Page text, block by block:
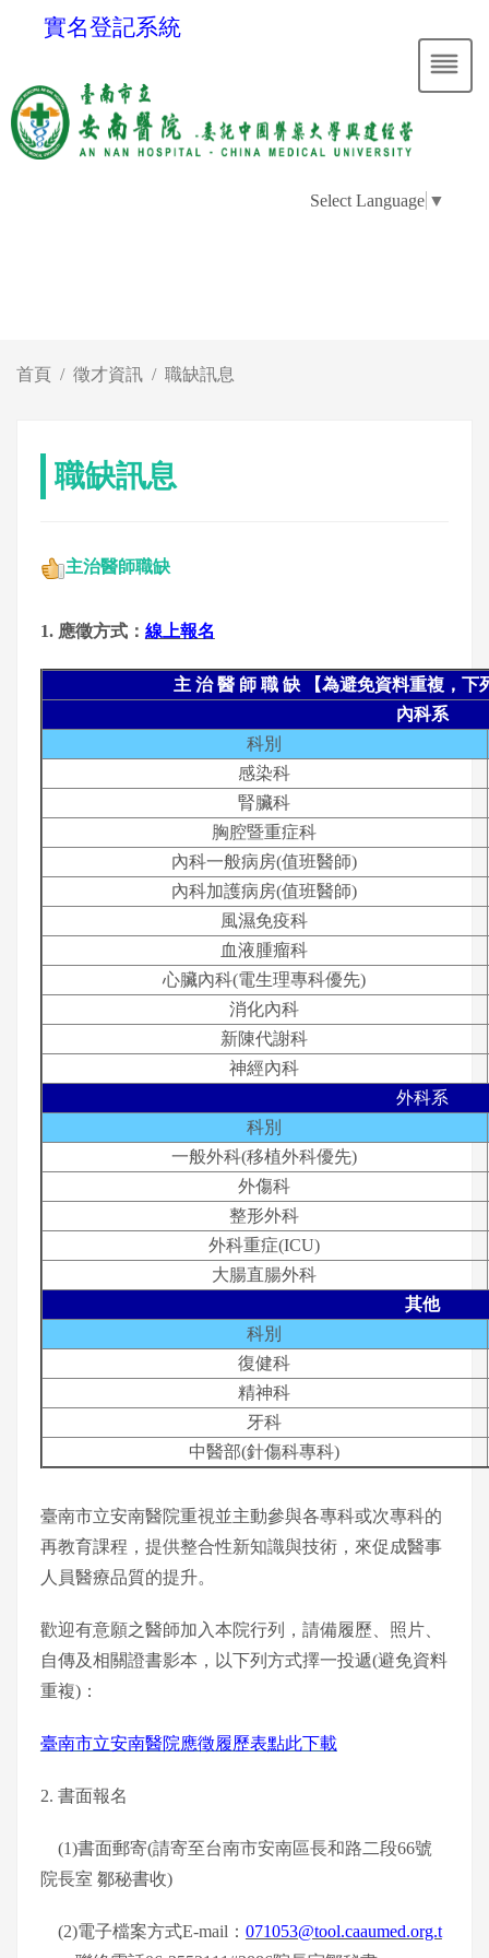
實名登記系統
Select Language ▼
首頁 徵才資訊 職缺訊息
職缺訊息
主治醫師職缺
1. 應徵方式： 線上報名
主 治 醫 師 職 缺 【為避免資料重複，下
內科系
科別
感染科
腎臟科
胸腔暨重症科
內科一般病房(值班醫師)
內科加護病房(值班醫師)
風濕免疫科
血液腫瘤科
心臟內科(電生理專科優先)
消化內科
新陳代謝科
神經內科
外科系
科別
一般外科(移植外科優先)
外傷科
整形外科
外科重症(ICU)
大腸直腸外科
其他
科別
復健科
精神科
牙科
中醫部(針傷科專科)
臺南市立安南醫院重視並主動參與各專科或次專科的
再教育課程，提供整合性新知識與技術，來促成醫事
人員醫療品質的提升。
歡迎有意願之醫師加入本院行列，請備履歷、照片、
自傳及相關證書影本，以下列方式擇一投遞(避免資料
重複)：
臺南市立安南醫院應徵履歷表點此下載
2. 書面報名
(1)書面郵寄(請寄至台南市安南區長和路二段66號
院長室 鄒秘書收)
(2)電子檔案方式E-mail： 071053@tool.caaumed.org.t